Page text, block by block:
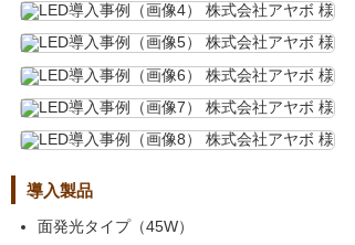
導入製品
面発光タイプ（45W）